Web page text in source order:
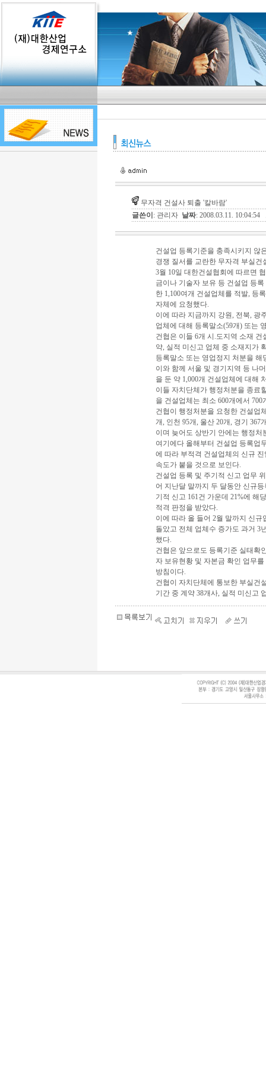
무자격 건설사 퇴출 '칼바람'
글쓴이 : 관리자 날짜: 2008.03.11. 10:04:54
건설업 등록기준을 충족시키지 않
경쟁 질서를 교란한 무자격 부실
3월 10일 대한건설협회에 따르면
금이나 기술자 보유 등 건설업 등
한 1,100여개 건설업체를 적발, 등
자체에 요청했다.
이에 따라 지금까지 강원, 전북, 광
업체에 대해 등록말소(59개) 또는
건협은 이들 6개 시.도지역 소재
약, 실적 미신고 업체 중 소재지가
등록말소 또는 영업정지 처분을 해
이와 함께 서울 및 경기지역 등 나
을 둔 약 1,000개 건설업체에 대해
이들 자치단체가 행정처분을 종료
을 건설업체는 최소 600개에서
건협이 행정처분을 요청한 건설업
개, 인천 95개, 울산 20개, 경기 367
이며 늦어도 상반기 안에는 행정
여기에다 올해부터 건설업 등록업
에 따라 부적격 건설업체의 신규
속도가 붙을 것으로 보인다.
건설업 등록 및 주기적 신고 업무
어 지난달 말까지 두 달동안 신규
기적 신고 161건 가운데 21%에 해
적격 판정을 받았다.
이에 따라 올 들어 2월 말까지 신규
돌았고 전체 업체수 증가도 과거 3
했다.
건협은 앞으로도 등록기준 실태확
자 보유현황 및 자본금 확인 업무
방침이다.
건협이 자치단체에 통보한 부실건
기간 중 계약 38개사, 실적 미신고